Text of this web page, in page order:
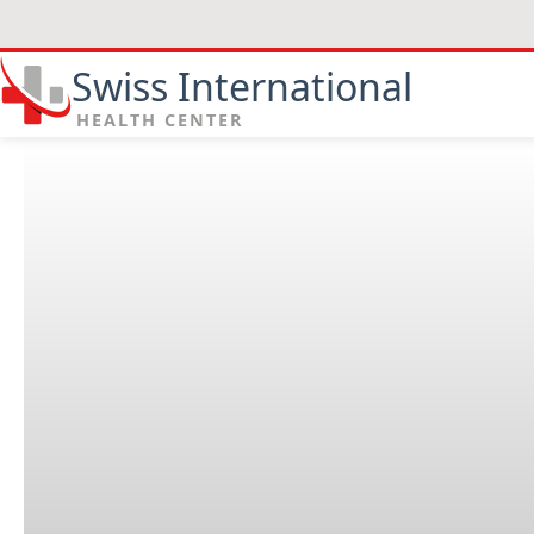
Swiss International
HEALTH CENTER